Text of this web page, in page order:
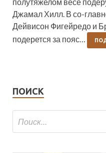
Джамал Хилл. В со-
Дейвисон Фигейредо и
подерется за пояс…
ПОИСК